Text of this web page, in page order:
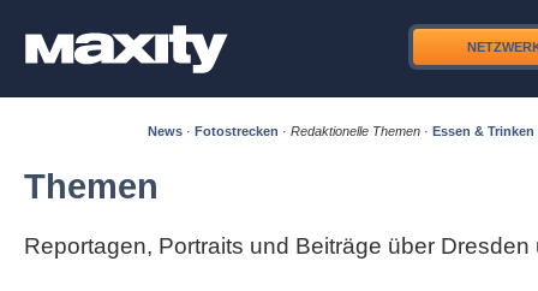
News · Fotostrecken · Redaktionelle Themen · Essen & Trinken
Themen
Reportagen, Portraits und Beiträge über